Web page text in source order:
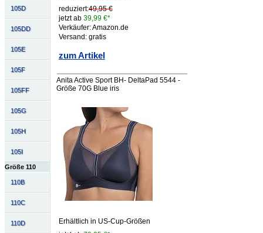
105D
105DD
105E
105F
105FF
105G
105H
105I
Größe 110
110B
110C
110D
reduziert:49,95 €
jetzt ab 39,99 €*
Verkäufer: Amazon.de
Versand: gratis
zum Artikel
Anita Active Sport BH- DeltaPad 5544 -
Größe 70G Blue iris
Erhältlich in US-Cup-Größen